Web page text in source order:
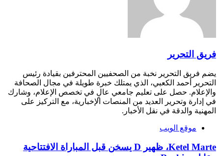
فريق التحرير
يضم فريق التحرير نخبة من الصحفيين المحترفين بقيادة رئيس
التحرير أحمد الكعبي، الذي يمتلك خبرة طويلة في مجال الصحافة
والإعلام. حصل على تعليم جامعي عالٍ في تخصص الإعلام، وشارك
في إدارة وتحرير العديد من المنصات الإخبارية، مع التركيز على
المهنية والدقة في نقل الأخبار.
موقع الويب
Ketel Marte، ظهير D يسخن قبل المباراة الافتتاحية